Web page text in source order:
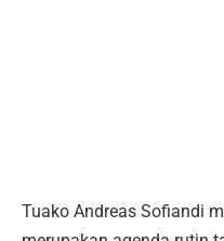
Tuako Andreas Sofiandi